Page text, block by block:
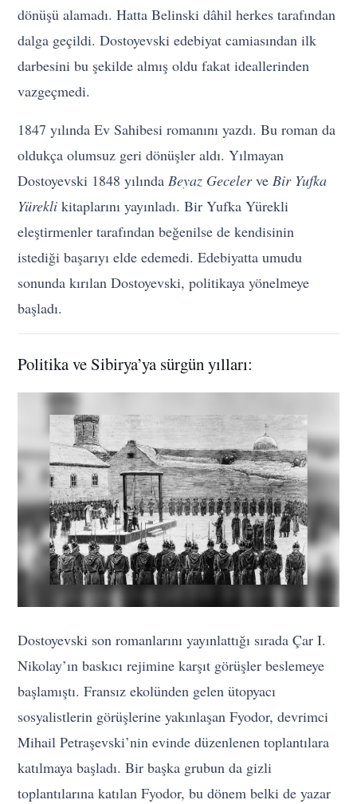
dönüşü alamadı. Hatta Belinski dâhil herkes tarafından
dalga geçildi. Dostoyevski edebiyat camiasından ilk
darbesini bu şekilde almış oldu fakat ideallerinden
vazgeçmedi.
1847 yılında Ev Sahibesi romanını yazdı. Bu roman da
oldukça olumsuz geri dönüşler aldı. Yılmayan
Dostoyevski 1848 yılındaBeyaz GecelerveBir Yufka
Yürekli kitaplarını yayınladı. Bir Yufka Yürekli
eleştirmenler tarafından beğenilse de kendisinin
istediği başarıyı elde edemedi. Edebiyatta umudu
sonunda kırılan Dostoyevski, politikaya yönelmeye
başladı.
Politika ve Sibirya’ya sürgün yılları:
Dostoyevski son romanlarını yayınlattığı sırada Çar I.
Nikolay’ın baskıcı rejimine karşıt görüşler beslemeye
başlamıştı. Fransız ekolünden gelen ütopyacı
sosyalistlerin görüşlerine yakınlaşan Fyodor, devrimci
Mihail Petraşevski’nin evinde düzenlenen toplantılara
katılmaya başladı. Bir başka grubun da gizli
toplantılarına katılan Fyodor, bu dönem belki de yazar